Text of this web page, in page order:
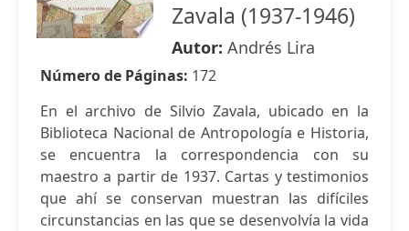
Zavala (1937-1946)
Autor: Andrés Lira
Número de Páginas: 172
En el archivo de Silvio Zavala, ubicado en la
Biblioteca Nacional de Antropología e Historia,
se encuentra la correspondencia con su
maestro a partir de 1937. Cartas y testimonios
que ahí se conservan muestran las difíciles
circunstancias en las que se desenvolvía la vida